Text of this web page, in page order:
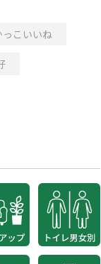
っこいいね